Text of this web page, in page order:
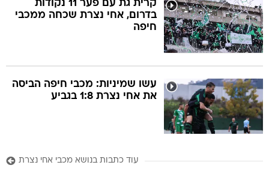
קרית גת עם פער 11 נקודות
בדרום, אחי נצרת שכחה ממכבי
חיפה
עשו שמיניות: מכבי חיפה הביסה
את אחי נצרת 1:8 בגביע
עוד כתבות בנושא מכבי אחי נצרת